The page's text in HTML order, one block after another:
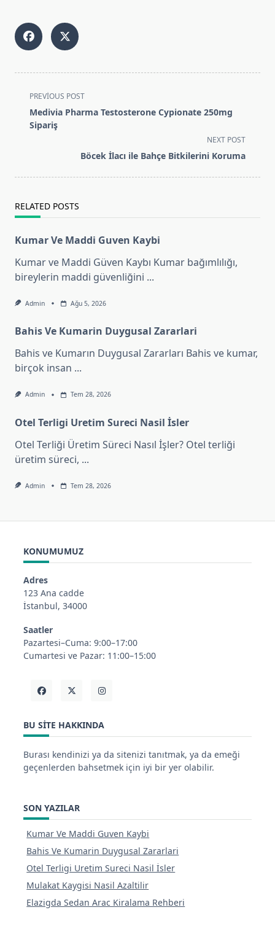
<span
class="nav-
subtitle
PREVIOUS POST
Medivia Pharma Testosterone Cypionate 250mg
Sipariş
NEXT POST
Böcek İlacı ile Bahçe Bitkilerini Koruma
RELATED POSTS
Kumar Ve Maddi Guven Kaybi
Kumar ve Maddi Güven Kaybı Kumar bağımlılığı,
bireylerin maddi güvenliğini ...
Admin Ağu 5, 2026
Bahis Ve Kumarin Duygusal Zararlari
Bahis ve Kumarın Duygusal Zararları Bahis ve kumar,
birçok insan ...
Admin Tem 28, 2026
Otel Terligi Uretim Sureci Nasil İsler
Otel Terliği Üretim Süreci Nasıl İşler? Otel terliği
üretim süreci, ...
Admin Tem 28, 2026
KONUMUMUZ
Adres
123 Ana cadde
İstanbul, 34000
Saatler
Pazartesi–Cuma: 9:00–17:00
Cumartesi ve Pazar: 11:00–15:00
BU SITE HAKKINDA
Burası kendinizi ya da sitenizi tanıtmak, ya da emeği
geçenlerden bahsetmek için iyi bir yer olabilir.
SON YAZILAR
Kumar Ve Maddi Guven Kaybi
Bahis Ve Kumarin Duygusal Zararlari
Otel Terligi Uretim Sureci Nasil İsler
Mulakat Kaygisi Nasil Azaltilir
Elazigda Sedan Arac Kiralama Rehberi